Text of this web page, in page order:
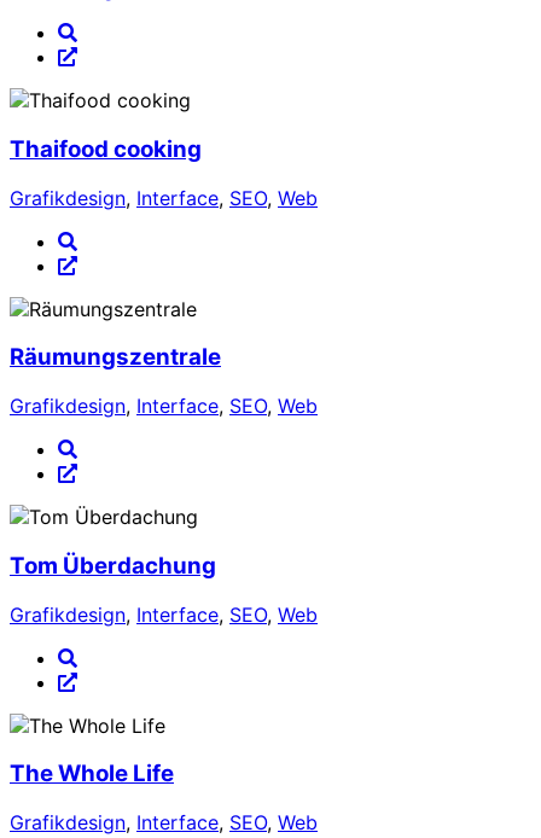
Thaifood cooking
Grafikdesign, Interface, SEO, Web
Räumungszentrale
Grafikdesign, Interface, SEO, Web
Tom Überdachung
Grafikdesign, Interface, SEO, Web
The Whole Life
Grafikdesign, Interface, SEO, Web